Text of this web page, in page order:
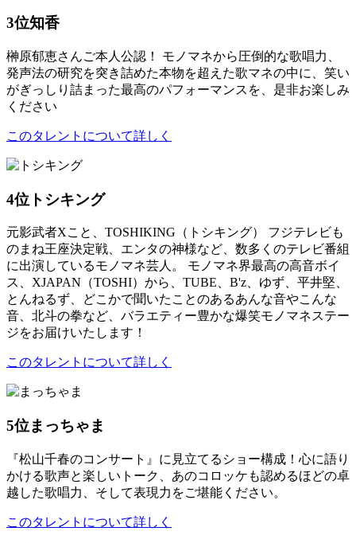
3位知香
榊原郁恵さんご本人公認！ モノマネから圧倒的な歌唱力、
発声法の研究を突き詰めた本物を超えた歌マネの中に、笑い
がぎっしり詰まった最高のパフォーマンスを、是非お楽しみ
ください
このタレントについて詳しく
4位 トシキング
元影武者Xこと、TOSHIKING（トシキング） フジテレビも
のまね王座決定戦、エンタの神様など、数多くのテレビ番組
に出演しているモノマネ芸人。 モノマネ界最高の高音ボイ
ス、XJAPAN（TOSHI）から、TUBE、B'z、ゆず、平井堅、
とんねるず、どこかで聞いたことのあるあんな音やこんな
音、北斗の拳など、バラエティー豊かな爆笑モノマネステー
ジをお届けいたします！
このタレントについて詳しく
5位まっちゃま
『松山千春のコンサート』に見立てるショー構成！心に語り
かける歌声と楽しいトーク、あのコロッケも認めるほどの卓
越した歌唱力、そして表現力をご堪能ください。
このタレントについて詳しく